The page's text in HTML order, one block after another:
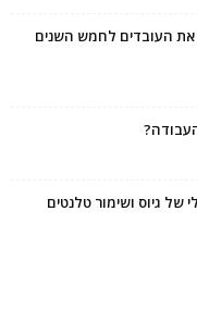
את העובדים לחמש השנים